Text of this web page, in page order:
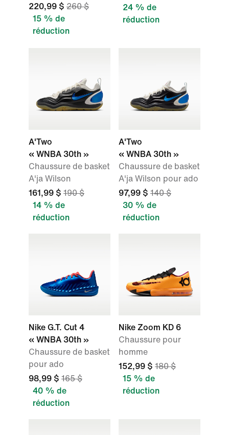
220,99 $ 260 $
15 % de
réduction
24 % de
réduction
A'Two
« WNBA 30th »
Chaussure de basket
A'ja Wilson
161,99 $ 190 $
14 % de
réduction
A'Two
« WNBA 30th »
Chaussure de basket
A'ja Wilson pour ado
97,99 $ 140 $
30 % de
réduction
Nike G.T. Cut 4
« WNBA 30th »
Chaussure de basket
pour ado
98,99 $ 165 $
40 % de
réduction
Nike Zoom KD 6
Chaussure pour
homme
152,99 $ 180 $
15 % de
réduction